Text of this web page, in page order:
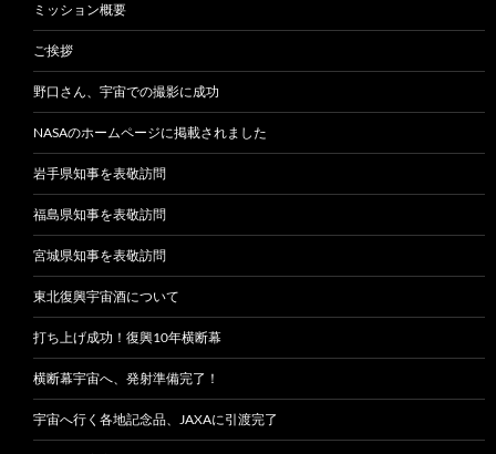
ミッション概要
ご挨拶
野口さん、宇宙での撮影に成功
NASAのホームページに掲載されました
岩手県知事を表敬訪問
福島県知事を表敬訪問
宮城県知事を表敬訪問
東北復興宇宙酒について
打ち上げ成功！復興10年横断幕
横断幕宇宙へ、発射準備完了！
宇宙へ行く各地記念品、JAXAに引渡完了